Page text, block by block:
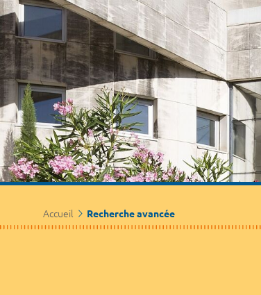
Accueil Recherche avancée